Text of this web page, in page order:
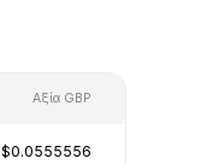
Αξία GBP
$0.0555556